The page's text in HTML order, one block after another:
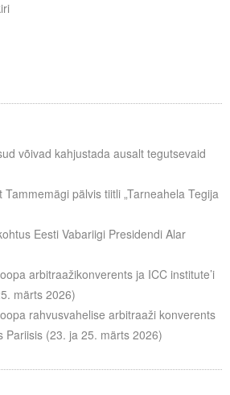
võivad kahjustada ausalt tegutsevaid
pälvis tiitli „Tarneahela Tegija
Eesti Vabariigi Presidendi Alar
arbitraažikonverents ja ICC institute’i
märts 2026)
rahvusvahelise arbitraaži konverents
Pariisis (23. ja 25. märts 2026)